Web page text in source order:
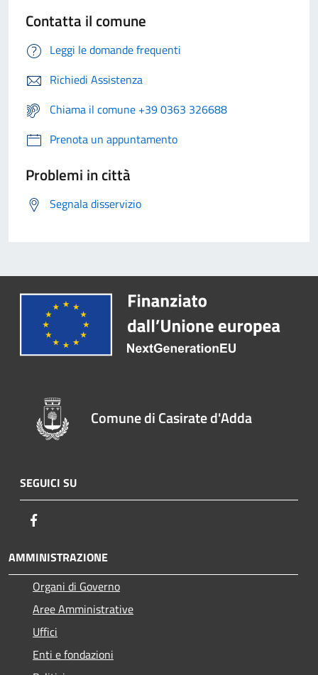
Contatta il comune
Leggi le domande frequenti
Richiedi Assistenza
Chiama il comune +39 0363 326688
Prenota un appuntamento
Problemi in città
Segnala disservizio
Comune di Casirate d'Adda
SEGUICI SU
AMMINISTRAZIONE
Organi di Governo
Aree Amministrative
Uffici
Enti e fondazioni